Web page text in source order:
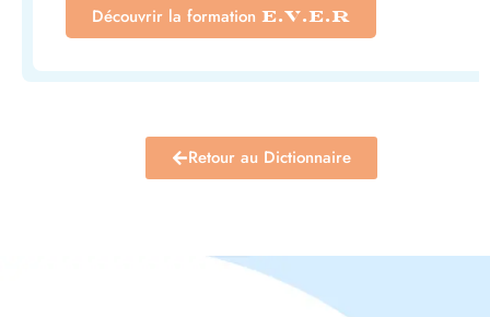
Découvrir la formation E.V.E.R
Retour au Dictionnaire